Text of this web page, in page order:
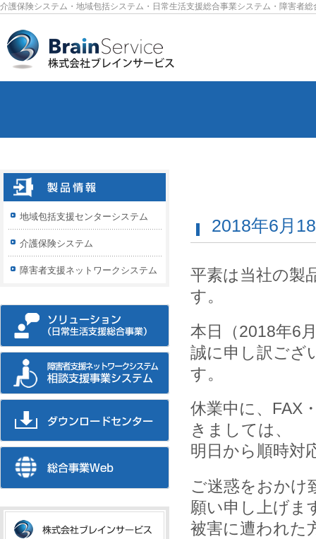
介護保険システム・地域包括システム・日常生活支援総合事業システム・障害者総
2018年6月
平素は当社の製
す。
本日（2018年6
誠に申し訳ござ
す。
休業中に、FAX
きましては、
明日から順時対
ご迷惑をおかけ
願い申し上げま
被害に遭われた
地域包括支援センターシステム
介護保険システム
障害者支援ネットワークシステム